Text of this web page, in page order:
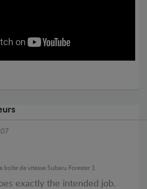
boîte de vitesse Subaru Forester 1
exactly the intended job.